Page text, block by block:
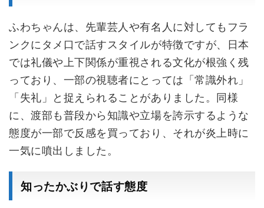
ふわちゃんは、先輩芸人や有名人に対してもフラ
ンクにタメ口で話すスタイルが特徴ですが、日本
では礼儀や上下関係が重視される文化が根強く残
っており、一部の視聴者にとっては「常識外れ」
「失礼」と捉えられることがありました。同様
に、渡部も普段から知識や立場を誇示するような
態度が一部で反感を買っており、それが炎上時に
一気に噴出しました。
知ったかぶりで話す態度